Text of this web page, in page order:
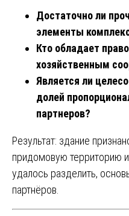
Достаточно ли
элементы
Кто обладает
хозяйственным
Является ли
долей
партнеров?
Результат: здание
придомовую территорию
удалось разделить,
партнёров.